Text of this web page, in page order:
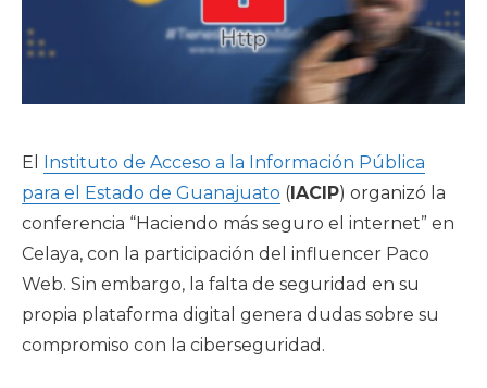
El
Instituto de Acceso a la Información Pública
para el Estado de Guanajuato ( IACIP) organizó la
conferencia “Haciendo más seguro el internet” en
Celaya, con la participación del influencer Paco
Web. Sin embargo, la falta de seguridad en su
propia plataforma digital genera dudas sobre su
compromiso con la ciberseguridad.